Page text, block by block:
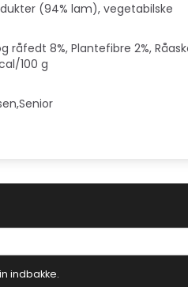
(94% lam), vegetabilske
råfedt 8%, Plantefibre 2%,
100 g
indbakke.